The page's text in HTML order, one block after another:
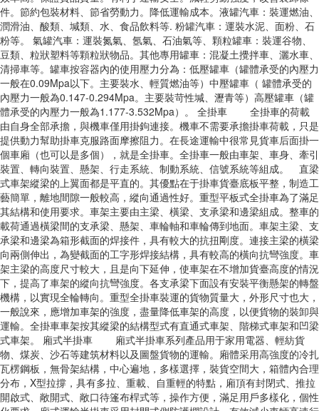
件。節約包裝材料、節省勞動力。降低運輸成本。液罐汽車：裝運燃油、
潤滑油、酸類、堿類、水、食品飲料等. 粉罐汽車：運裝水泥、面粉、石
粉等。 氣罐汽車：運裝氮氣、氬氣、石油氣等、顆粒罐車：裝運谷物、
豆類、粒狀塑料等顆粒狀物品。其他專用罐車：混凝土攪拌車、灑水車、
清掃車等。罐車按容器內的使用壓力分為：低壓罐車（罐體承受的內壓力
一般在0.09Mpa以下。主要裝水、輕質燃油等）中壓罐車（ 罐體承受的
內壓力一般為0.147-0.294Mpa。主要裝苛性堿、瀝青等）高壓罐車（罐
體承受的內壓力一般為1.177-3.532Mpa）。 全掛車 全掛車的荷載
由自身全部承擔，與機車僅用掛鉤連接。機車不需要承擔掛車荷載，只是
提供動力幫助掛車克服路面摩擦阻力。在長途運輸中很常見貨車后面掛一
個車廂（也可以是多個），就是全掛車。全掛車一般由車架、車身、牽引
裝置、轉向裝置、懸架、行走系統、制動系統、信號系統等組成。 直梁
式車架縱梁的上翼面都是平直的。其優點在于掛車貨臺底板平整，制造工
藝簡單，離地間隙一般較高，縱向通過性好。重型平板式全掛車為了滿足
其結構和使用要求。車架主要由主梁、橫梁、支承梁和邊梁組成。整車的
載荷通過橫梁間的支承梁、懸架、車輪軸和車輪傳到地面。車架主梁、支
承梁和邊梁為箱形截面的焊接件，具有較大的抗扭剛度。連接主梁的橫梁
向兩側伸出，為變截面的工字形焊接結構，具有較高的橫向抗彎強度。車
架主梁的高度尺寸較大，且是向下延伸，使車架在不增加貨臺高度的情況
下，提高了車架的縱向抗彎強度。各支承梁下面設有安裝平衡懸架的轉盤
機構，以實現全輪轉向。重型全掛車裝運的貨物質量大，外形尺寸也大，
一般說來，應增加車架的強度，盡量降低車架的高度，以便貨物的裝卸與
運輸。全掛車車架按其縱梁的結構型式有直通式車架、階梯式車架和凹梁
式車架。 廂式半掛車 廂式半掛車系列產品用于家用電器、輕紡貨
物、煤炭、沙石等建筑材料以及圖盤貨物的運輸。廂體采用高強度的冷扎
瓦楞鋼板，無骨架結構，中心遍地，多樣選擇，裝貨空間大，箱體內合理
分布，X型拉撐，具有多拉、重載、自重輕的特點，廂頂有封閉式、推拉
開啟式、敞開式、敞口待篷布桿式等，操作方便，滿足用戶多樣化，個性